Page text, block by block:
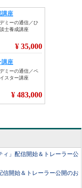
ィ」配信開始＆トレーラー公
信開始＆トレーラー公開のお